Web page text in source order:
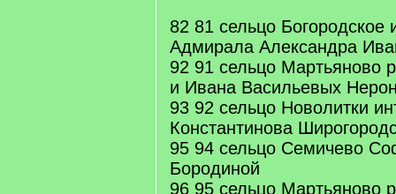
82 81 сельцо
Адмирала Александра
92 91 сельцо Мартьяново
и Ивана Васильевых
93 92 сельцо Новолитки
Константинова
95 94 сельцо Семичево
Бородиной
96 95 сельцо Мартьяново